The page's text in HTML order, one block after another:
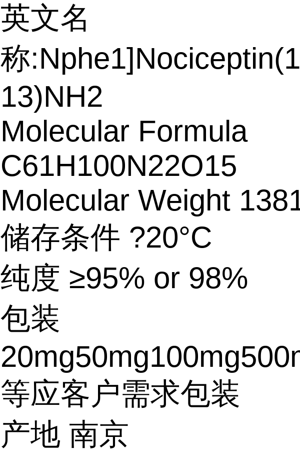
英文名
称
13)NH2
Molecular Formula
C61H100N22O15
Molecular Weight
储存条件 ?20°C
纯度 ≥95% or 98%
包装
等应客户需求包装
产地 南京